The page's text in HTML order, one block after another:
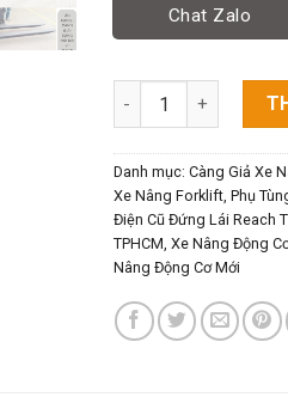
Chat Zalo
Càng Phụ Xe Nâng
Danh mục: Càng Giả Xe
Xe Nâng Forklift, Phụ
Điện Cũ Đứng Lái Reach
TPHCM, Xe Nâng Động
Nâng Động Cơ Mới